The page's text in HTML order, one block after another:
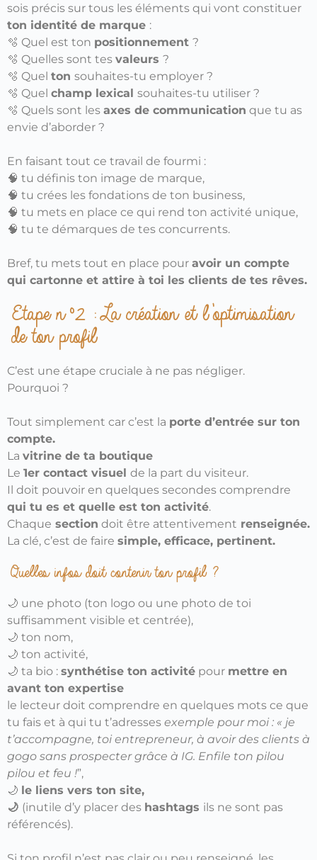
sois précis sur tous les éléments qui vont constituer
ton identité de marque :
🫧 Quel est ton positionnement ?
🫧 Quelles sont tes valeurs ?
🫧 Quel ton souhaites-tu employer ?
🫧 Quel champ lexical souhaites-tu utiliser ?
🫧 Quels sont les axes de communication que tu as
envie d’aborder ?
En faisant tout ce travail de fourmi :
🧠 tu définis ton image de marque,
🧠 tu crées les fondations de ton business,
🧠 tu mets en place ce qui rend ton activité unique,
🧠 tu te démarques de tes concurrents.
Bref, tu mets tout en place pour avoir un compte
qui cartonne et attire à toi les clients de tes rêves.
Etape n°2 : La création et l’optimisation
de ton profil
C’est une étape cruciale à ne pas négliger.
Pourquoi ?
Tout simplement car c’est la porte d’entrée sur ton
compte.
La vitrine de ta boutique
Le 1er contact visuel de la part du visiteur.
Il doit pouvoir en quelques secondes comprendre
qui tu es et quelle est ton activité.
Chaque section doit être attentivement renseignée.
La clé, c’est de faire simple, efficace, pertinent.
Quelles infos doit contenir ton profil ?
🌙 une photo (ton logo ou une photo de toi
suffisamment visible et centrée),
🌙 ton nom,
🌙 ton activité,
🌙 ta bio : synthétise ton activité pour mettre en
avant ton expertise
le lecteur doit comprendre en quelques mots ce que
tu fais et à qui tu t’adresses exemple pour moi : « je
t’accompagne, toi entrepreneur, à avoir des clients à
gogo sans prospecter grâce à IG. Enfile ton pilou
pilou et feu !”,
🌙 le liens vers ton site,
🌙 (inutile d’y placer des hashtags ils ne sont pas
référencés).